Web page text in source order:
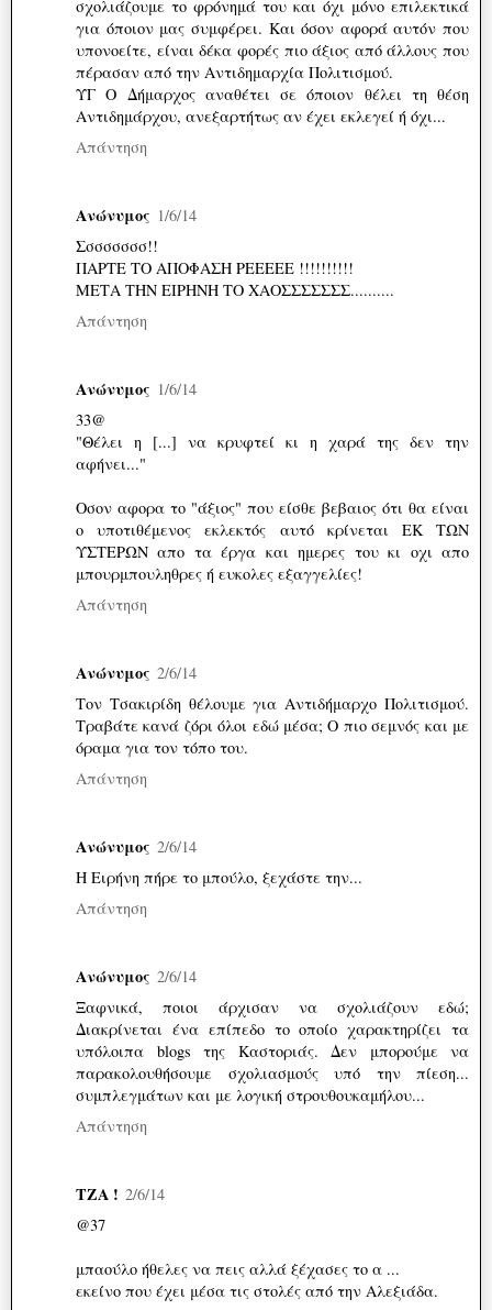
σχολιάζουμε το φρόνημά του και όχι μόνο επιλεκτικά
για όποιον μας συμφέρει. Και όσον αφορά αυτόν που
υπονοείτε, είναι δέκα φορές πιο άξιος από άλλους που
πέρασαν από την Αντιδημαρχία Πολιτισμού.
ΥΓ Ο Δήμαρχος αναθέτει σε όποιον θέλει τη θέση
Αντιδημάρχου, ανεξαρτήτως αν έχει εκλεγεί ή όχι...
Απάντηση
Ανώνυμος 1/6/14
Σσσσσσσσ!!
ΠΑΡΤΕ ΤΟ ΑΠΟΦΑΣΗ ΡΕΕΕΕΕ !!!!!!!!!!
ΜΕΤΑ ΤΗΝ ΕΙΡΗΝΗ ΤΟ ΧΑΟΣΣΣΣΣΣΣ..........
Απάντηση
Ανώνυμος 1/6/14
33@
"Θέλει η [...] να κρυφτεί κι η χαρά της δεν την
αφήνει..."
Οσον αφορα το "άξιος" που είσθε βεβαιος ότι θα είναι
ο υποτιθέμενος εκλεκτός αυτό κρίνεται ΕΚ ΤΩΝ
ΥΣΤΕΡΩΝ απο τα έργα και ημερες του κι οχι απο
μπουρμπουληθρες ή ευκολες εξαγγελίες!
Απάντηση
Ανώνυμος 2/6/14
Τον Τσακιρίδη θέλουμε για Αντιδήμαρχο Πολιτισμού.
Τραβάτε κανά ζόρι όλοι εδώ μέσα; Ο πιο σεμνός και με
όραμα για τον τόπο του.
Απάντηση
Ανώνυμος 2/6/14
Η Ειρήνη πήρε το μπούλο, ξεχάστε την...
Απάντηση
Ανώνυμος 2/6/14
Ξαφνικά, ποιοι άρχισαν να σχολιάζουν εδώ;
Διακρίνεται ένα επίπεδο το οποίο χαρακτηρίζει τα
υπόλοιπα blogs της Καστοριάς. Δεν μπορούμε να
παρακολουθήσουμε σχολιασμούς υπό την πίεση...
συμπλεγμάτων και με λογική στρουθουκαμήλου...
Απάντηση
ΤΖΑ ! 2/6/14
@37
μπαούλο ήθελες να πεις αλλά ξέχασες το α ...
εκείνο που έχει μέσα τις στολές από την Αλεξιάδα.